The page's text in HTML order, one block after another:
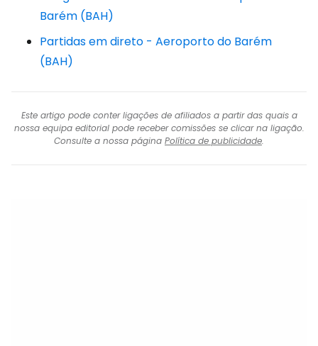
Barém (BAH)
Partidas em direto - Aeroporto do Barém
(BAH)
Este artigo pode conter ligações de afiliados a partir das quais a
nossa equipa editorial pode receber comissões se clicar na ligação.
Consulte a nossa página Política de publicidade.